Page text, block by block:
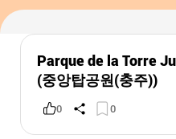
Parque de la Torre
(중앙탑공원(충주))
0 0